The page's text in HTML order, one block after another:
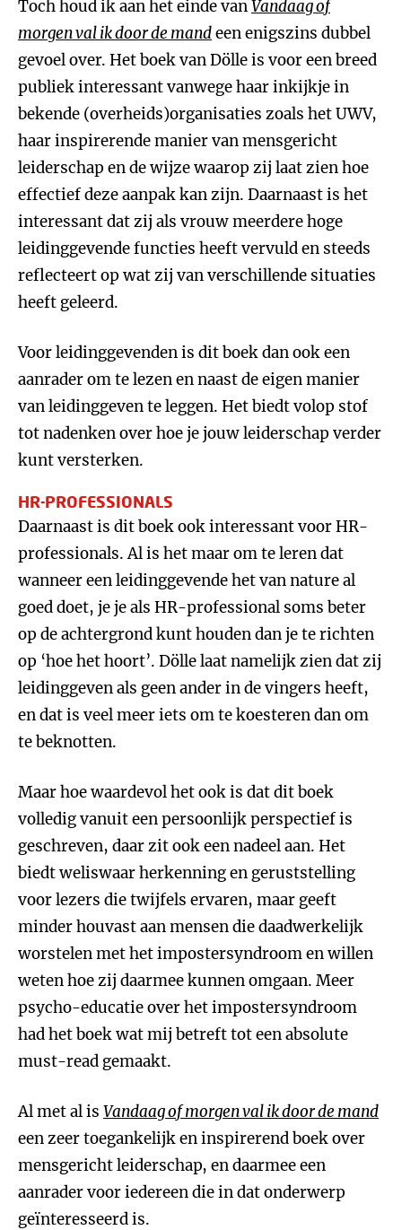
Toch houd ik aan het einde vanVandaag of
morgen val ik door de mandeen enigszins dubbel
gevoel over. Het boek van Dölle is voor een breed
publiek interessant vanwege haar inkijkje in
bekende (overheids)organisaties zoals het UWV,
haar inspirerende manier van mensgericht
leiderschap en de wijze waarop zij laat zien hoe
effectief deze aanpak kan zijn. Daarnaast is het
interessant dat zij als vrouw meerdere hoge
leidinggevende functies heeft vervuld en steeds
reflecteert op wat zij van verschillende situaties
heeft geleerd.
Voor leidinggevenden is dit boek dan ook een
aanrader om te lezen en naast de eigen manier
van leidinggeven te leggen. Het biedt volop stof
tot nadenken over hoe je jouw leiderschap verder
kunt versterken.
HR-PROFESSIONALS
Daarnaast is dit boek ook interessant voor HR-
professionals. Al is het maar om te leren dat
wanneer een leidinggevende het van nature al
goed doet, je je als HR-professional soms beter
op de achtergrond kunt houden dan je te richten
op ‘hoe het hoort’. Dölle laat namelijk zien dat zij
leidinggeven als geen ander in de vingers heeft,
en dat is veel meer iets om te koesteren dan om
te beknotten.
Maar hoe waardevol het ook is dat dit boek
volledig vanuit een persoonlijk perspectief is
geschreven, daar zit ook een nadeel aan. Het
biedt weliswaar herkenning en geruststelling
voor lezers die twijfels ervaren, maar geeft
minder houvast aan mensen die daadwerkelijk
worstelen met het impostersyndroom en willen
weten hoe zij daarmee kunnen omgaan. Meer
psycho-educatie over het impostersyndroom
had het boek wat mij betreft tot een absolute
must-read gemaakt.
Al met al is Vandaag of morgen val ik door de mand
een zeer toegankelijk en inspirerend boek over
mensgericht leiderschap, en daarmee een
aanrader voor iedereen die in dat onderwerp
geïnteresseerd is.